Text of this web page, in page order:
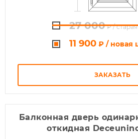
27 000 ₽/
11 900 ₽ / новая
ЗАКАЗАТЬ
Балконная дверь
откидная